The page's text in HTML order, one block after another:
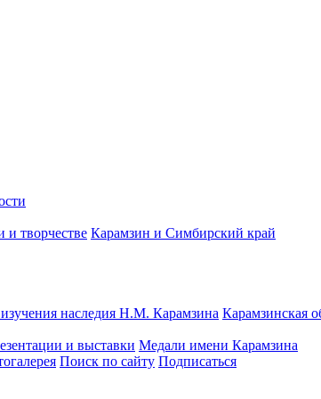
и творчестве Карамзин и Симбирский край
наследия Н.М. Карамзина Карамзинская
и выставки Медали имени Карамзина
Поиск по сайту Подписаться